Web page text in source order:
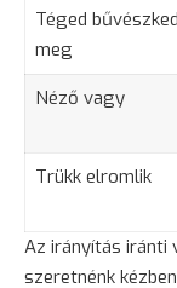
Téged
meg
Néző vagy
Trükk elromlik
Az irányítás iránti
szeretnénk